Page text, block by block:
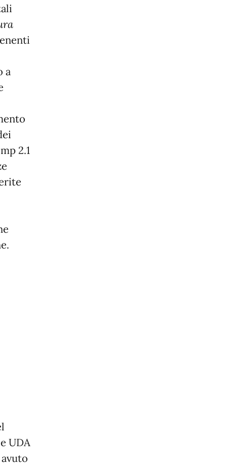
a
2.1
UDA